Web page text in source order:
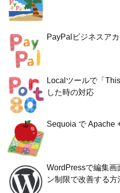
PayPalビジネスア
Localツールで「
した時の対応
Sequoia で Apache
WordPressで編集画
ン制限で改善する方